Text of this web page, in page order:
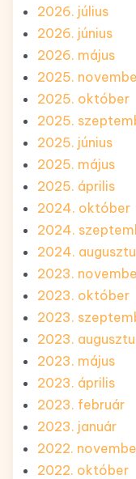
2026. július
2026. június
2026. május
2025.
2025. október
2025.
2025. június
2025. május
2025. április
2024. október
2024.
2024.
2023.
2023. október
2023.
2023.
2023. május
2023. április
2023. február
2023. január
2022.
2022. október